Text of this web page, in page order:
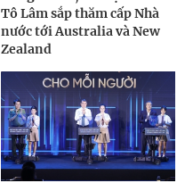
Tô Lâm sắp thăm cấp Nhà
nước tới Australia và New
Zealand